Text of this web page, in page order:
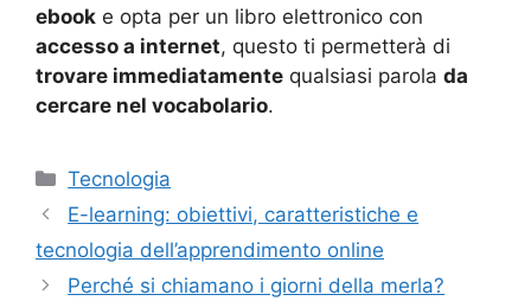
ebook e opta per un libro elettronico con
accesso a internet, questo ti permetterà di
trovare immediatamente qualsiasi parola da
cercare nel vocabolario.
Categorie
Tecnologia
E-learning: obiettivi, caratteristiche e
tecnologia dell’apprendimento online
Perché si chiamano i giorni della merla?